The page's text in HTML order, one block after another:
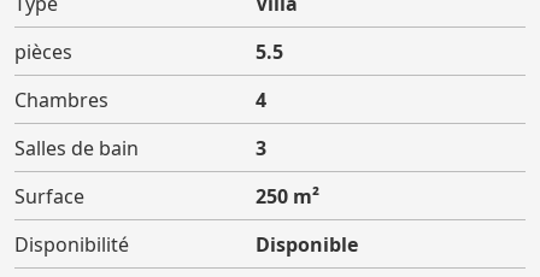
pièces
5.5
Chambres
4
Salles de bain
3
Surface
250 m²
Disponibilité
Disponible